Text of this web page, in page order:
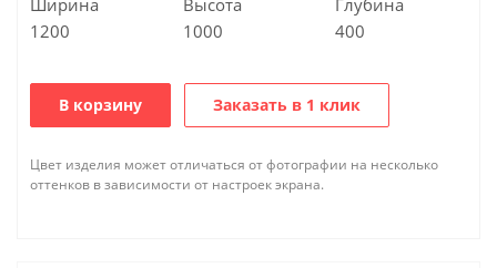
Ширина
1200
Высота
1000
Глубина
400
В корзину Заказать в 1 клик
Цвет изделия может отличаться от фотографии на несколько
оттенков в зависимости от настроек экрана.